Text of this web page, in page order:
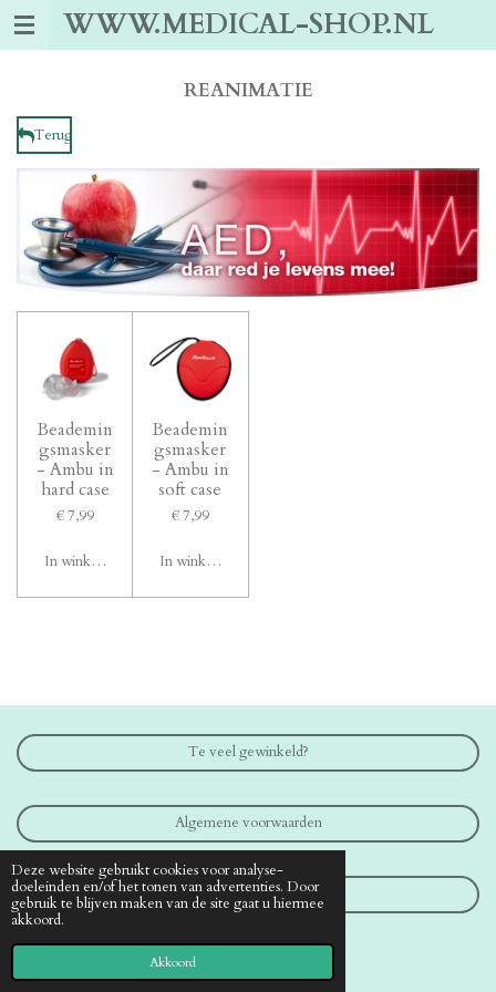
Deze website gebruikt cookies voor analyse-
doeleinden en/of het tonen van advertenties. Door
gebruik te blijven maken van de site gaat u hiermee
akkoord.
Akkoord
Ga
WWW.MEDICAL-SHOP.NL
REANIMATIE
Terug
Beademin
gsmasker
- Ambu in
hard case
€ 7,99
In winkelwagen
Beademin
gsmasker
- Ambu in
soft case
€ 7,99
In winkelwagen
Te veel gewinkeld?
Algemene voorwaarden
Contact
© 2019 - 2026 www.medical-shop.nl